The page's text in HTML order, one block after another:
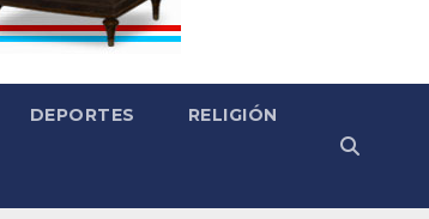
DEPORTES RELIGIÓN